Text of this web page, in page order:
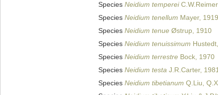
Species Neidium temperei
Species Neidium tenellum Mayer, 1919
Species Neidium tenue Østrup, 1910
Species Neidium tenuissimum
Species Neidium terrestre Bock, 1970
Species Neidium testa J.R.Carter,
Species Neidium tibetianum Q.Liu,